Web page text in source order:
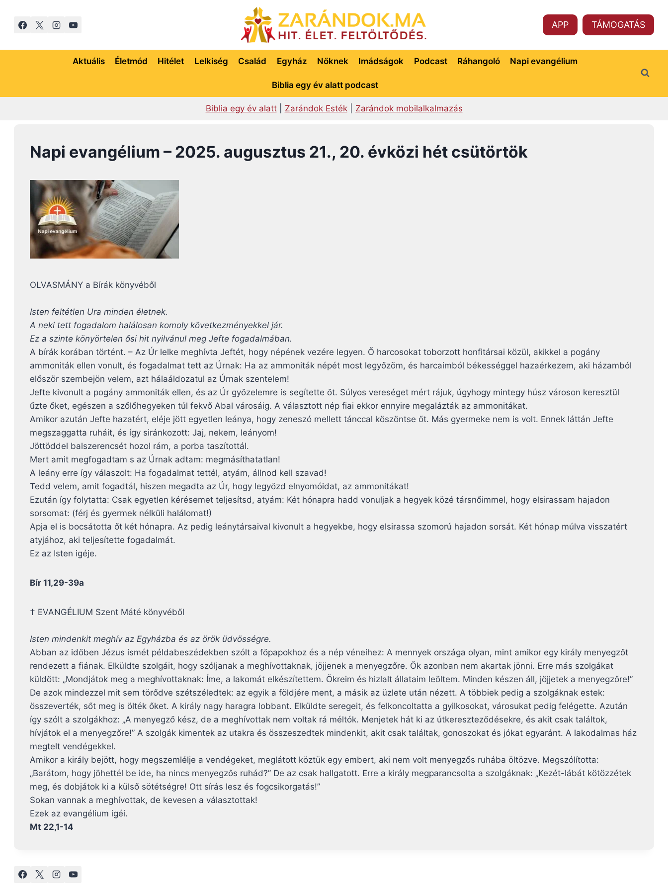
APP TÁMOGATÁS
Aktuális Életmód Hitélet Lelkiség Család Egyház Nőknek Imádságok Podcast Ráhangoló Napi evangélium
Biblia egy év alatt podcast
Biblia egy év alatt| Zarándok Esték| Zarándok mobilalkalmazás
Napi evangélium – 2025. augusztus 21., 20. évközi hét csütörtök
OLVASMÁNY a Bírák könyvéből
Isten feltétlen Ura minden életnek.
A neki tett fogadalom halálosan komoly következményekkel jár.
Ez a szinte könyörtelen ősi hit nyilvánul meg Jefte fogadalmában.
A bírák korában történt. – Az Úr lelke meghívta Jeftét, hogy népének vezére legyen. Ő harcosokat toborzott honfitársai közül, akikkel a pogány
ammoniták ellen vonult, és fogadalmat tett az Úrnak: Ha az ammoniták népét most legyőzöm, és harcaimból békességgel hazaérkezem, aki házamból
először szembejön velem, azt hálaáldozatul az Úrnak szentelem!
Jefte kivonult a pogány ammoniták ellen, és az Úr győzelemre is segítette őt. Súlyos vereséget mért rájuk, úgyhogy mintegy húsz városon keresztül
űzte őket, egészen a szőlőhegyeken túl fekvő Abal városáig. A választott nép fiai ekkor ennyire megalázták az ammonitákat.
Amikor azután Jefte hazatért, eléje jött egyetlen leánya, hogy zeneszó mellett tánccal köszöntse őt. Más gyermeke nem is volt. Ennek láttán Jefte
megszaggatta ruháit, és így siránkozott: Jaj, nekem, leányom!
Jöttöddel balszerencsét hozol rám, a porba taszítottál.
Mert amit megfogadtam s az Úrnak adtam: megmásíthatatlan!
A leány erre így válaszolt: Ha fogadalmat tettél, atyám, állnod kell szavad!
Tedd velem, amit fogadtál, hiszen megadta az Úr, hogy legyőzd elnyomóidat, az ammonitákat!
Ezután így folytatta: Csak egyetlen kérésemet teljesítsd, atyám: Két hónapra hadd vonuljak a hegyek közé társnőimmel, hogy elsirassam hajadon
sorsomat: (férj és gyermek nélküli halálomat!)
Apja el is bocsátotta őt két hónapra. Az pedig leánytársaival kivonult a hegyekbe, hogy elsirassa szomorú hajadon sorsát. Két hónap múlva visszatért
atyjához, aki teljesítette fogadalmát.
Ez az Isten igéje.
Bír 11,29-39a
† EVANGÉLIUM Szent Máté könyvéből
Isten mindenkit meghív az Egyházba és az örök üdvösségre.
Abban az időben Jézus ismét példabeszédekben szólt a főpapokhoz és a nép véneihez: A mennyek országa olyan, mint amikor egy király menyegzőt
rendezett a fiának. Elküldte szolgáit, hogy szóljanak a meghívottaknak, jöjjenek a menyegzőre. Ők azonban nem akartak jönni. Erre más szolgákat
küldött: „Mondjátok meg a meghívottaknak: Íme, a lakomát elkészítettem. Ökreim és hizlalt állataim leöltem. Minden készen áll, jöjjetek a menyegzőre!”
De azok mindezzel mit sem törődve szétszéledtek: az egyik a földjére ment, a másik az üzlete után nézett. A többiek pedig a szolgáknak estek:
összeverték, sőt meg is ölték őket. A király nagy haragra lobbant. Elküldte seregeit, és felkoncoltatta a gyilkosokat, városukat pedig felégette. Azután
így szólt a szolgákhoz: „A menyegző kész, de a meghívottak nem voltak rá méltók. Menjetek hát ki az útkereszteződésekre, és akit csak találtok,
hívjátok el a menyegzőre!” A szolgák kimentek az utakra és összeszedtek mindenkit, akit csak találtak, gonoszokat és jókat egyaránt. A lakodalmas ház
megtelt vendégekkel.
Amikor a király bejött, hogy megszemlélje a vendégeket, meglátott köztük egy embert, aki nem volt menyegzős ruhába öltözve. Megszólította:
„Barátom, hogy jöhettél be ide, ha nincs menyegzős ruhád?” De az csak hallgatott. Erre a király megparancsolta a szolgáknak: „Kezét-lábát kötözzétek
meg, és dobjátok ki a külső sötétségre! Ott sírás lesz és fogcsikorgatás!”
Sokan vannak a meghívottak, de kevesen a választottak!
Ezek az evangélium igéi.
Mt 22,1-14